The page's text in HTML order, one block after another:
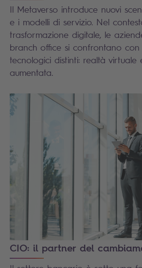
Il Metaverso introduce nuovi
e i modelli di servizio. Nel
trasformazione digitale, le
branch office si confrontano
tecnologici distinti: realtà virtuale
aumentata.
CIO: il partner del